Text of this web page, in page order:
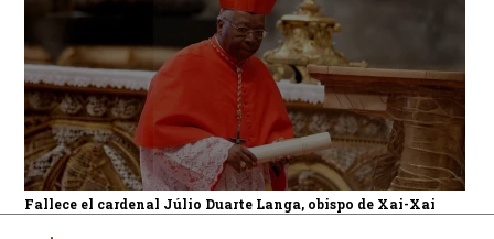
Fallece el cardenal Júlio Duarte Langa, obispo de Xai-Xai